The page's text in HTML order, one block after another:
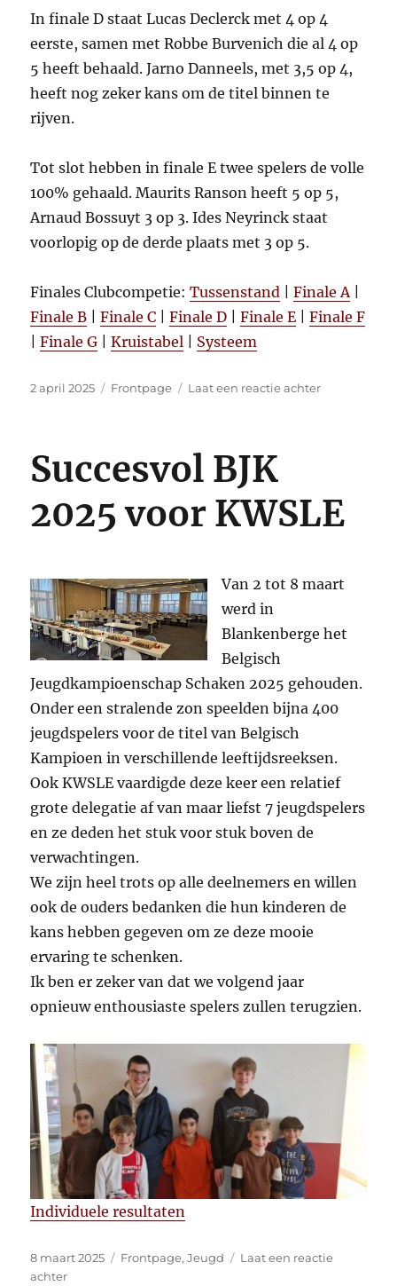
In finale D staat Lucas Declerck met 4 op 4
eerste, samen met Robbe Burvenich die al 4 op
5 heeft behaald. Jarno Danneels, met 3,5 op 4,
heeft nog zeker kans om de titel binnen te
rijven.
Tot slot hebben in finale E twee spelers de volle
100% gehaald. Maurits Ranson heeft 5 op 5,
Arnaud Bossuyt 3 op 3. Ides Neyrinck staat
voorlopig op de derde plaats met 3 op 5.
Finales Clubcompetie:Tussenstand |Finale A
Finale B |Finale C |Finale D |Finale E |Finale F
|Finale G |Kruistabel Systeem
Gepubliceerd
2 april 2025 Categorieën
Frontpage Laat een reactie achterop
Succesvol BJK
2025 voor KWSLE
Van 2 tot 8 maart
werd in
Blankenberge het
Belgisch
Jeugdkampioenschap Schaken 2025 gehouden.
Onder een stralende zon speelden bijna 400
jeugdspelers voor de titel van Belgisch
Kampioen in verschillende leeftijdsreeksen.
Ook KWSLE vaardigde deze keer een relatief
grote delegatie af van maar liefst 7 jeugdspelers
en ze deden het stuk voor stuk boven de
verwachtingen.
We zijn heel trots op alle deelnemers en willen
ook de ouders bedanken die hun kinderen de
kans hebben gegeven om ze deze mooie
ervaring te schenken.
Ik ben er zeker van dat we volgend jaar
opnieuw enthousiaste spelers zullen terugzien.
Individuele resultaten
Gepubliceerd
op
8 maart 2025 Categorieën
Frontpage,Jeugd
Laat een reactie
achterop